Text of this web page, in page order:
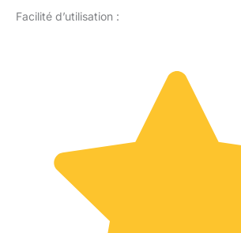
Facilité d’utilisation :